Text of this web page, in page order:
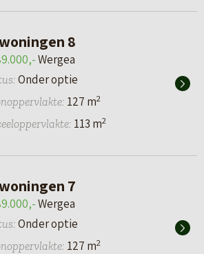
8
Wergea
Onder optie
127 m2
113 m2
7
Wergea
Onder optie
127 m2